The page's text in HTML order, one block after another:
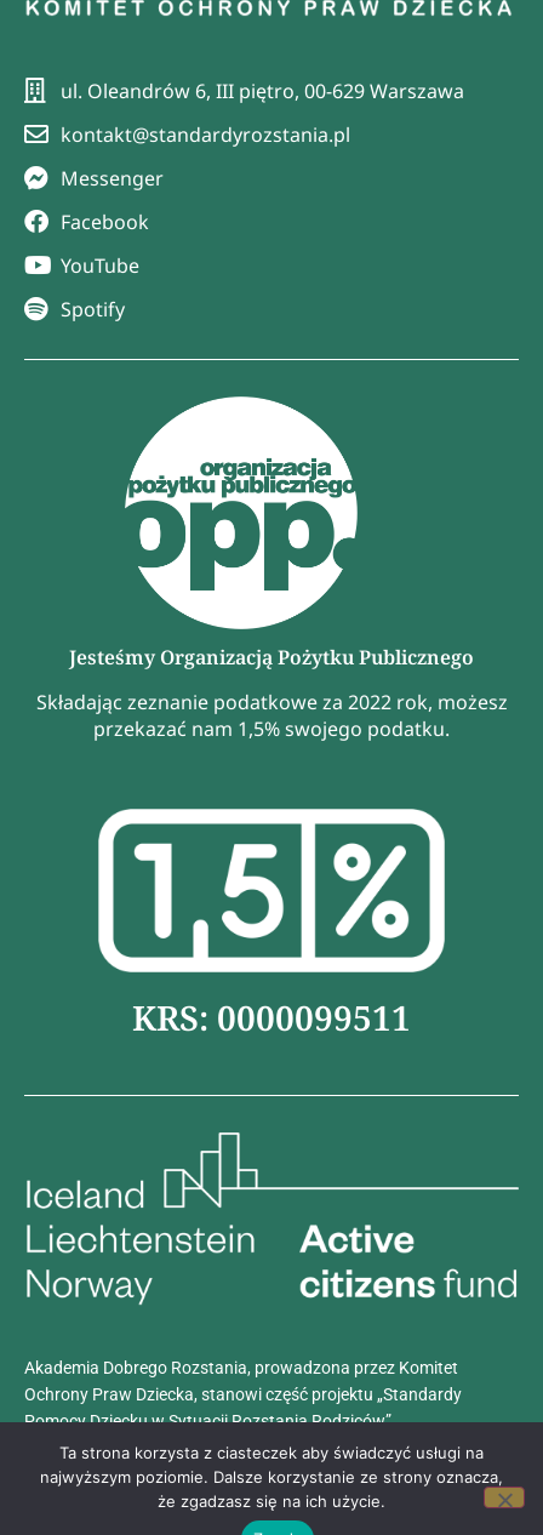
ul. Oleandrów 6, III piętro, 00-629 Warszawa
kontakt@standardyrozstania.pl
Messenger
Facebook
YouTube
Spotify
Jesteśmy Organizacją Pożytku Publicznego
Składając zeznanie podatkowe za 2022 rok, możesz
przekazać nam 1,5% swojego podatku.
KRS: 0000099511
Akademia Dobrego Rozstania, prowadzona przez Komitet
Ochrony Praw Dziecka, stanowi część projektu „Standardy
Pomocy Dziecku w Sytuacji Rozstania Rodziców”.
Projekt realizowany jest z dotacji programuAktywni Obywatele –
Fundusz Krajowy, finansowanego przez Islandię, Liechtenstein i
Norwegię w ramach Funduszy EOG.
Ta strona korzysta z ciasteczek aby świadczyć usługi na
najwyższym poziomie. Dalsze korzystanie ze strony oznacza,
że zgadzasz się na ich użycie.